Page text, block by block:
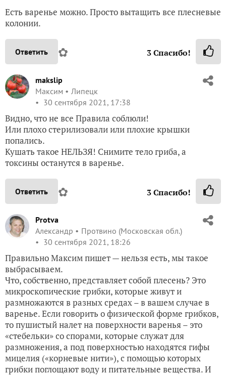
Есть варенье можно. Просто вытащить все плесневые
колонии.
Ответить ✿ 3Спасибо!
makslip
Максим
Липецк
30 сентября 2021, 17:38
Видно, что не все Правила соблюли!
Или плохо стерилизовали или плохие крышки
попались.
Кушать такое НЕЛЬЗЯ! Снимите тело гриба, а
токсины останутся в варенье.
Ответить ✿ 3Спасибо!
Protva
Александр
Протвино (Московская обл.)
30 сентября 2021, 18:26
Правильно Максим пишет — нельзя есть, мы такое
выбрасываем.
Что, собственно, представляет собой плесень? Это
микроскопические грибки, которые живут и
размножаются в разных средах – в вашем случае в
варенье. Если говорить о физической форме грибков,
то пушистый налет на поверхности варенья – это
«стебельки» со спорами, которые служат для
размножения, а под поверхностью находятся гифы
мицелия («корневые нити»), с помощью которых
грибки поглощают воду и питательные вещества. И